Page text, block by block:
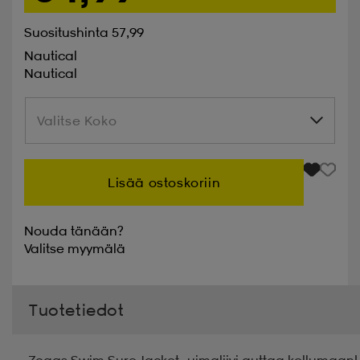
Suositushinta 57,99
Nautical
Nautical
Valitse Koko
Valitse Koko
Lisää ostoskoriin
Nouda tänään?
Valitse myymälä
Tuotetiedot